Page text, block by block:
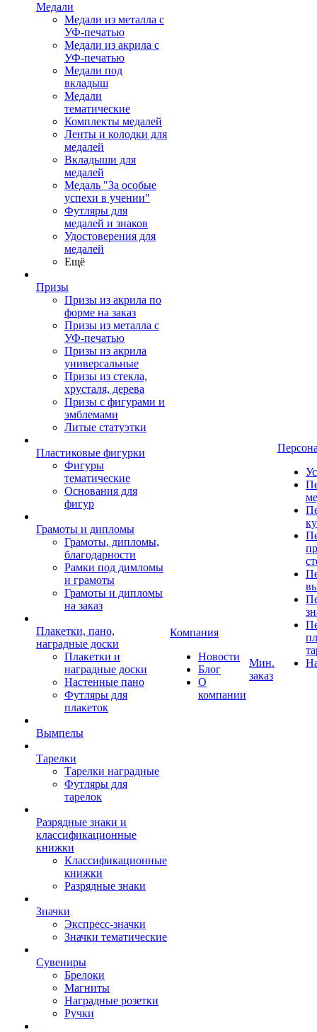
Медали
Медали из металла с
УФ-печатью
Медали из акрила с
УФ-печатью
Медали под
вкладыш
Медали
тематические
Комплекты медалей
Ленты и колодки для
медалей
Вкладыши для
медалей
Медаль "За особые
успехи в учении"
Футляры для
медалей и знаков
Удостоверения для
медалей
Ещё
Призы
Призы из акрила по
форме на заказ
Призы из металла с
УФ-печатью
Призы из акрила
универсальные
Призы из стекла,
хрусталя, дерева
Призы с фигурами и
эмблемами
Литые статуэтки
Пластиковые фигурки
Фигуры
тематические
Основания для
фигур
Грамоты и дипломы
Грамоты, дипломы,
благодарности
Рамки под димломы
и грамоты
Грамоты и дипломы
на заказ
Плакетки, пано,
наградные доски
Плакетки и
наградные доски
Настенные пано
Футляры для
плакеток
Вымпелы
Тарелки
Тарелки наградные
Футляры для
тарелок
Разрядные знаки и
классификационные
книжки
Классификационные
книжки
Разрядные знаки
Значки
Экспресс-значки
Значки тематические
Сувениры
Брелоки
Магниты
Наградные розетки
Ручки
Компания
Новости
Блог
О
компании
Мин.
заказ